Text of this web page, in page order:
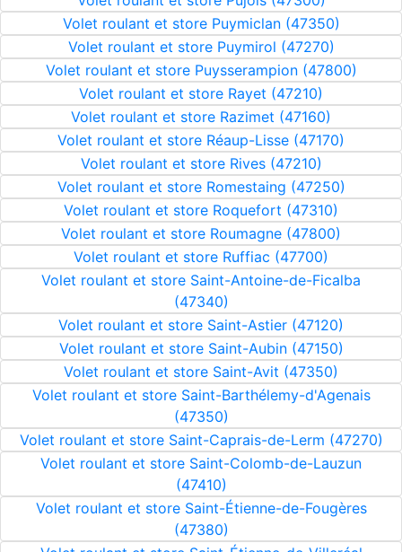
Volet roulant et store Puymiclan (47350)
Volet roulant et store Puymirol (47270)
Volet roulant et store Puysserampion (47800)
Volet roulant et store Rayet (47210)
Volet roulant et store Razimet (47160)
Volet roulant et store Réaup-Lisse (47170)
Volet roulant et store Rives (47210)
Volet roulant et store Romestaing (47250)
Volet roulant et store Roquefort (47310)
Volet roulant et store Roumagne (47800)
Volet roulant et store Ruffiac (47700)
Volet roulant et store Saint-Antoine-de-Ficalba
(47340)
Volet roulant et store Saint-Astier (47120)
Volet roulant et store Saint-Aubin (47150)
Volet roulant et store Saint-Avit (47350)
Volet roulant et store Saint-Barthélemy-d'Agenais
(47350)
Volet roulant et store Saint-Caprais-de-Lerm (47270)
Volet roulant et store Saint-Colomb-de-Lauzun
(47410)
Volet roulant et store Saint-Étienne-de-Fougères
(47380)